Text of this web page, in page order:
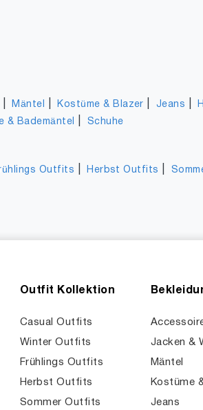
Mäntel Kostüme & Blazer Jeans
& Bademäntel Schuhe
Outfits Herbst Outfits
Outfit Kollektion
Casual Outfits
Winter Outfits
Frühlings Outfits
Herbst Outfits
Sommer Outfits
Jacken &
Mäntel
Kostüme
Jeans